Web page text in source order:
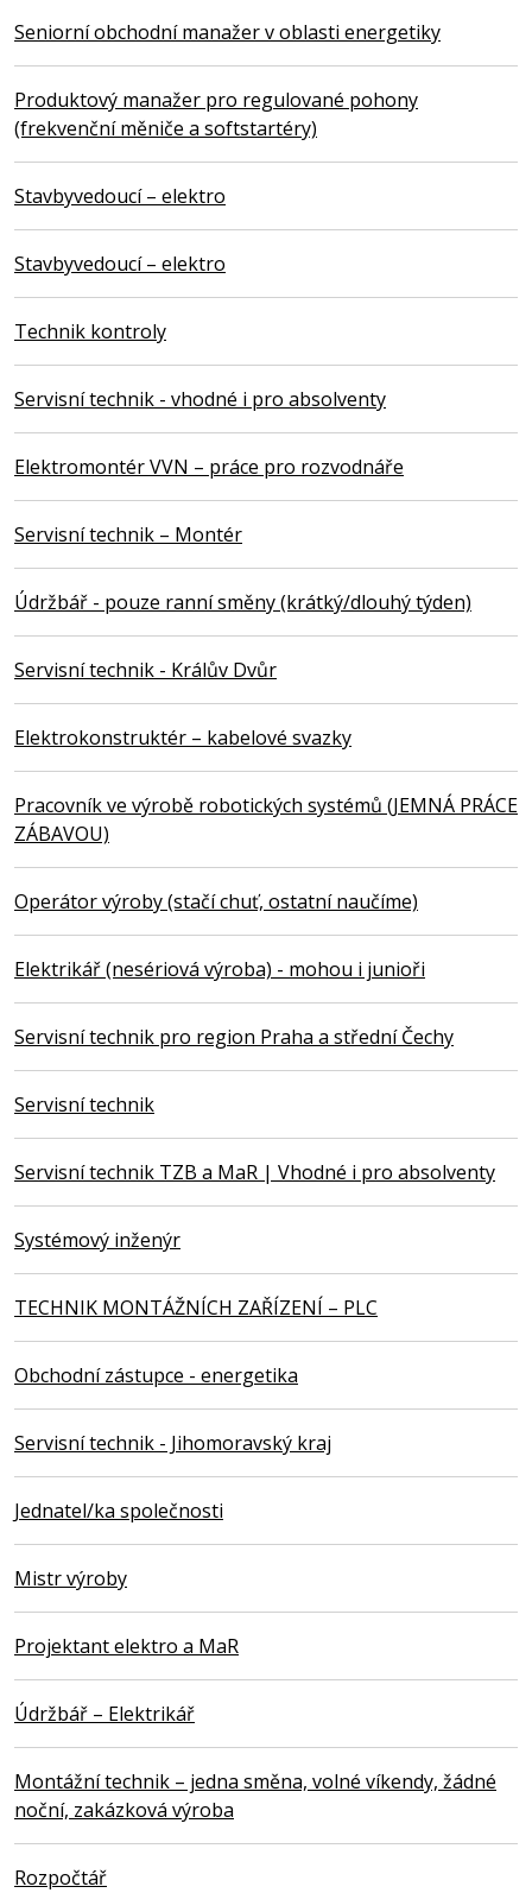
Seniorní obchodní manažer v oblasti energetiky
Produktový manažer pro regulované pohony
(frekvenční měniče a softstartéry)
Stavbyvedoucí – elektro
Stavbyvedoucí – elektro
Technik kontroly
Servisní technik - vhodné i pro absolventy
Elektromontér VVN – práce pro rozvodnáře
Servisní technik – Montér
Údržbář - pouze ranní směny (krátký/dlouhý týden)
Servisní technik - Králův Dvůr
Elektrokonstruktér – kabelové svazky
Pracovník ve výrobě robotických systémů (JEMNÁ PRÁCE
ZÁBAVOU)
Operátor výroby (stačí chuť, ostatní naučíme)
Elektrikář (nesériová výroba) - mohou i junioři
Servisní technik pro region Praha a střední Čechy
Servisní technik
Servisní technik TZB a MaR | Vhodné i pro absolventy
Systémový inženýr
TECHNIK MONTÁŽNÍCH ZAŘÍZENÍ – PLC
Obchodní zástupce - energetika
Servisní technik - Jihomoravský kraj
Jednatel/ka společnosti
Mistr výroby
Projektant elektro a MaR
Údržbář – Elektrikář
Montážní technik – jedna směna, volné víkendy, žádné
noční, zakázková výroba
Rozpočtář